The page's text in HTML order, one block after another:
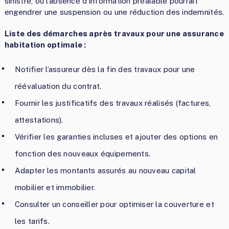
engendrer une suspension ou une réduction des indemnités.
Liste des démarches après travaux pour une assurance
habitation optimale :
Notifier l’assureur dès la fin des travaux pour une
réévaluation du contrat.
Fournir les justificatifs des travaux réalisés (factures,
attestations).
Vérifier les garanties incluses et ajouter des options en
fonction des nouveaux équipements.
Adapter les montants assurés au nouveau capital
mobilier et immobilier.
Consulter un conseiller pour optimiser la couverture et
les tarifs.